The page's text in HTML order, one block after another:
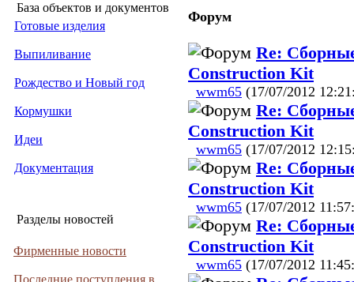
База объектов и документов
Готовые изделия
Выпиливание
Рождество и Новый год
Кормушки
Идеи
Документация
Разделы новостей
Фирменные новости
Последние поступления в
Форум
Re:
Construction Kit
wwm65 (17/07/2012
Re:
Construction Kit
wwm65 (17/07/2012
Re:
Construction Kit
wwm65 (17/07/2012
Re:
Construction Kit
wwm65 (17/07/2012